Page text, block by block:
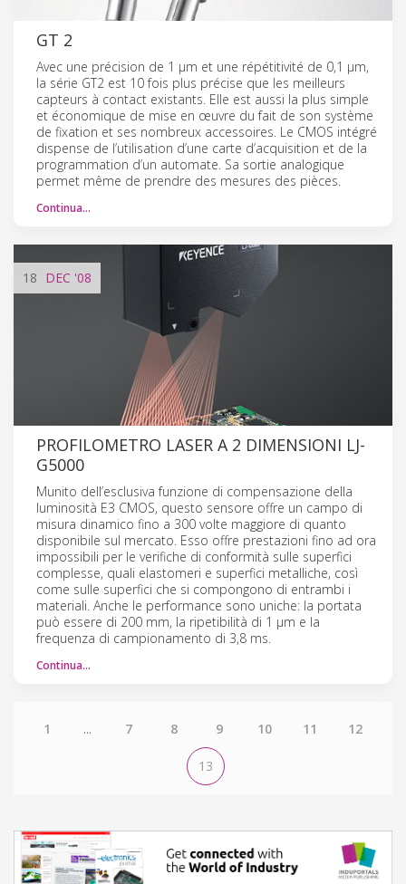
GT 2
Avec une précision de 1 µm et une répétitivité de 0,1 µm,
la série GT2 est 10 fois plus précise que les meilleurs
capteurs à contact existants. Elle est aussi la plus simple
et économique de mise en œuvre du fait de son système
de fixation et ses nombreux accessoires. Le CMOS intégré
dispense de l’utilisation d’une carte d’acquisition et de la
programmation d’un automate. Sa sortie analogique
permet même de prendre des mesures des pièces.
Continua…
18 DEC '08
PROFILOMETRO LASER A 2 DIMENSIONI LJ-
G5000
Munito dell’esclusiva funzione di compensazione della
luminosità E3 CMOS, questo sensore offre un campo di
misura dinamico fino a 300 volte maggiore di quanto
disponibile sul mercato. Esso offre prestazioni fino ad ora
impossibili per le verifiche di conformità sulle superfici
complesse, quali elastomeri e superfici metalliche, così
come sulle superfici che si compongono di entrambi i
materiali. Anche le performance sono uniche: la portata
può essere di 200 mm, la ripetibilità di 1 µm e la
frequenza di campionamento di 3,8 ms.
Continua…
1 ... 7 8 9 10 11 12
13